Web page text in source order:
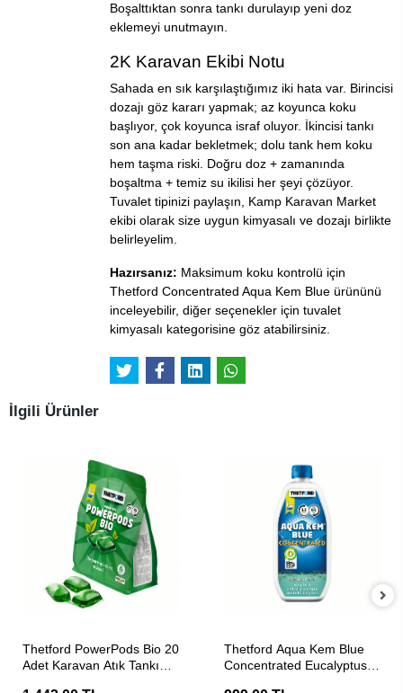
Boşalttıktan sonra tankı durulayıp yeni doz
eklemeyi unutmayın.
2K Karavan Ekibi Notu
Sahada en sık karşılaştığımız iki hata var. Birincisi
dozajı göz kararı yapmak; az koyunca koku
başlıyor, çok koyunca israf oluyor. İkincisi tankı
son ana kadar bekletmek; dolu tank hem koku
hem taşma riski. Doğru doz + zamanında
boşaltma + temiz su ikilisi her şeyi çözüyor.
Tuvalet tipinizi paylaşın, Kamp Karavan Market
ekibi olarak size uygun kimyasalı ve dozajı birlikte
belirleyelim.
Hazırsanız: Maksimum koku kontrolü için
Thetford Concentrated Aqua Kem Blue ürününü
inceleyebilir, diğer seçenekler için tuvalet
kimyasalı kategorisine göz atabilirsiniz.
İlgili Ürünler
Thetford PowerPods Bio 20
Adet Karavan Atık Tankı
Thetford Aqua Kem Blue
Concentrated Eucalyptus